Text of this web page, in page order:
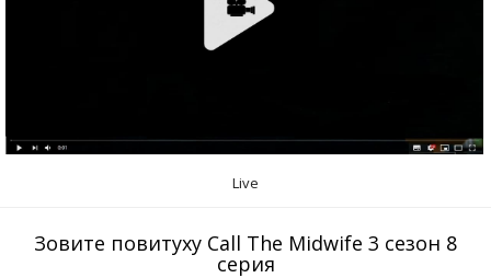
Live
Зовите повитуху Call The Midwife 3 сезон 8
серия